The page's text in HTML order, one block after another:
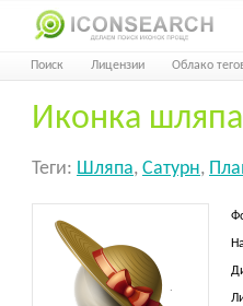
Поиск Лицензии Облако
Иконка шляпа
Теги: Шляпа, Сатурн,